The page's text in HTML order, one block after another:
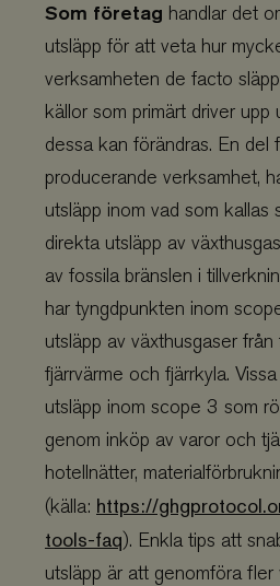
Som företag handlar det
utsläpp för att veta hur
verksamheten de facto
källor som primärt driver
dessa kan förändras. En del
producerande verksamhet,
utsläpp inom vad som kallas
direkta utsläpp av
av fossila bränslen i
har tyngdpunkten inom
utsläpp av växthusgaser
fjärrvärme och fjärrkyla.
utsläpp inom scope 3 som
genom inköp av varor och
hotellnätter,
(källa: https://
tools-faq). Enkla tips att
utsläpp är att genomföra fler